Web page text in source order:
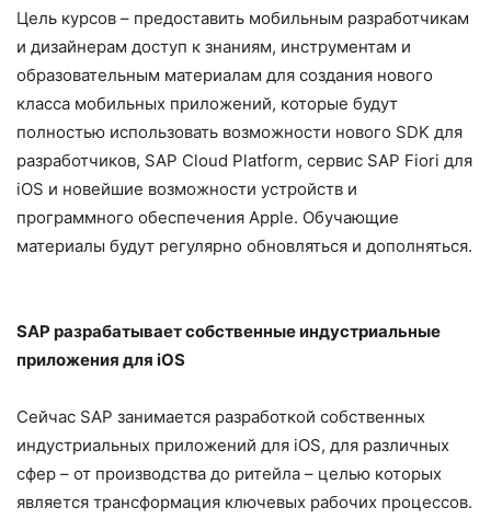
Цель курсов – предоставить мобильным разработчикам
и дизайнерам доступ к знаниям, инструментам и
образовательным материалам для создания нового
класса мобильных приложений, которые будут
полностью использовать возможности нового SDK для
разработчиков, SAP Cloud Platform, сервис SAP Fiori для
iOS и новейшие возможности устройств и
программного обеспечения Apple. Обучающие
материалы будут регулярно обновляться и дополняться.
SAP разрабатывает собственные индустриальные
приложения для iOS
Сейчас SAP занимается разработкой собственных
индустриальных приложений для iOS, для различных
сфер – от производства до ритейла – целью которых
является трансформация ключевых рабочих процессов.